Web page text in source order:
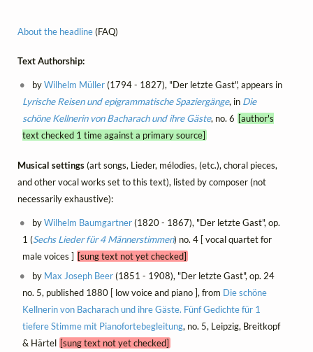
About the headline(FAQ)
Text Authorship:
byWilhelm Müller(1794 - 1827), "Der letzte Gast", appears in
Lyrische Reisen und epigrammatische Spaziergänge, in Die
schöne Kellnerin von Bacharach und ihre Gäste, no. 6 [author's
text checked 1 time against a primary source]
Musical settings(art songs, Lieder, mélodies, (etc.), choral pieces,
and other vocal works set to this text), listed by composer (not
necessarily exhaustive):
byWilhelm Baumgartner(1820 - 1867), "Der letzte Gast", op.
1 (Sechs Lieder für 4 Männerstimmen) no. 4 [ vocal quartet for
male voices ] [sung text not yet checked]
by Max Joseph Beer(1851 - 1908), "Der letzte Gast", op. 24
no. 5, published 1880 [ low voice and piano ], from Die schöne
Kellnerin von Bacharach und ihre Gäste. Fünf Gedichte für 1
tiefere Stimme mit Pianofortebegleitung, no. 5, Leipzig, Breitkopf
& Härtel [sung text not yet checked]